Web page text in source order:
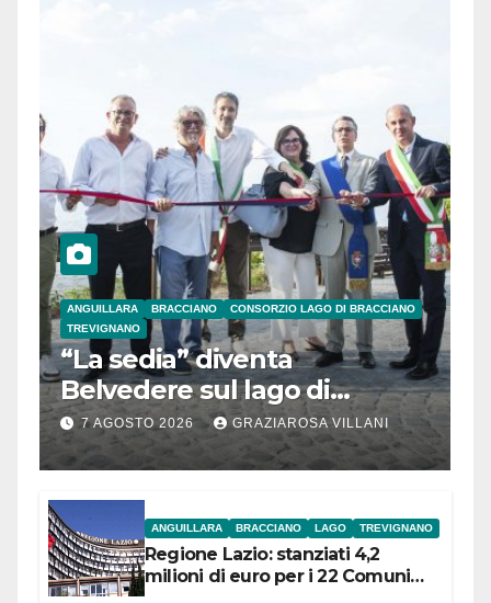
ANGUILLARA BRACCIANO
CONSORZIO LAGO DI BRACCIANO
TREVIGNANO
“La sedia” diventa
Belvedere sul lago di
Bracciano: ieri
l’inaugurazione
7 AGOSTO 2026 GRAZIAROSA VILLANI
ANGUILLARA BRACCIANO LAGO TREVIGNANO
Regione Lazio: stanziati 4,2
milioni di euro per i 22 Comuni